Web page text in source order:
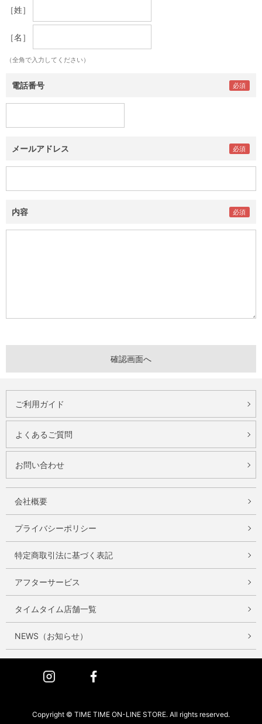
［姓］
［名］
（全角で入力してください）
電話番号
メールアドレス
内容
ご利用ガイド
よくあるご質問
お問い合わせ
会社概要
プライバシーポリシー
特定商取引法に基づく表記
アフターサービス
タイムタイム店舗一覧
NEWS（お知らせ）
Instagram
Copyright © TIME TIME ON-LINE STORE. All rights reserved.